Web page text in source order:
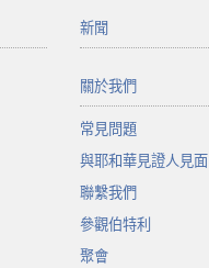
新聞
關於我們
常見問題
與耶和華見證人見面
聯繫我們
參觀伯特利
聚會